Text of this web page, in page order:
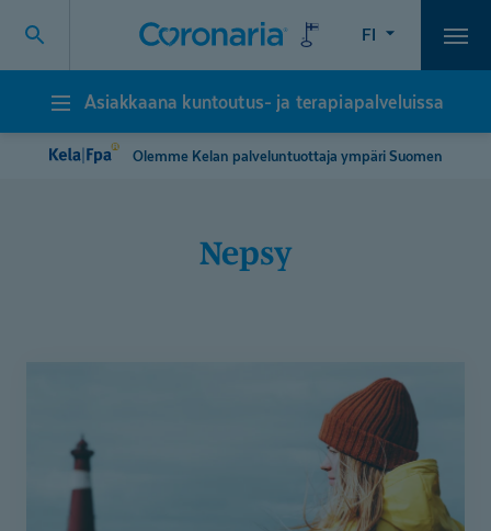
FI
Asiakkaana
kuntoutus-
Asiakkaana kuntoutus- ja terapiapalveluissa
Olemme Kelan palveluntuottaja ympäri Suomen
nepsy
minulla